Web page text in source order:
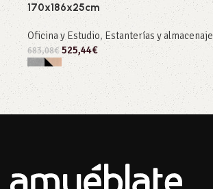
170x186x25cm
Oficina y Estudio, Estanterías y almacenaje
683,08€525,44€
Seleccionar opciones